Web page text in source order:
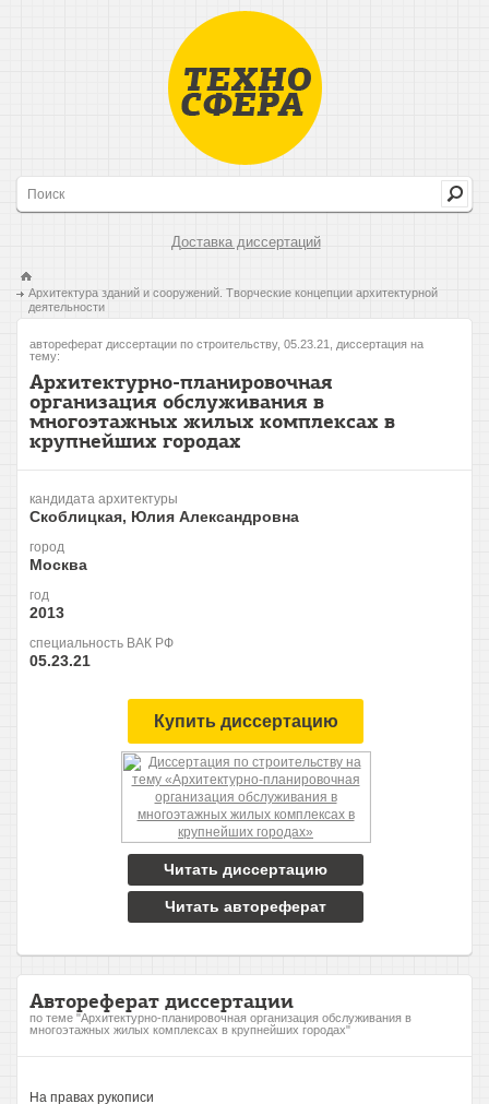
Доставка диссертаций
Архитектура зданий и сооружений. Творческие концепции архитектурной
деятельности
автореферат диссертации по строительству, 05.23.21, диссертация на
тему:
Архитектурно-планировочная
организация обслуживания в
многоэтажных жилых комплексах в
крупнейших городах
кандидата архитектуры
Скоблицкая, Юлия Александровна
город
Москва
год
2013
специальность ВАК РФ
05.23.21
Купить диссертацию
Читать диссертацию
Читать автореферат
Автореферат диссертации
по теме "Архитектурно-планировочная организация обслуживания в
многоэтажных жилых комплексах в крупнейших городах"
На правах рукописи